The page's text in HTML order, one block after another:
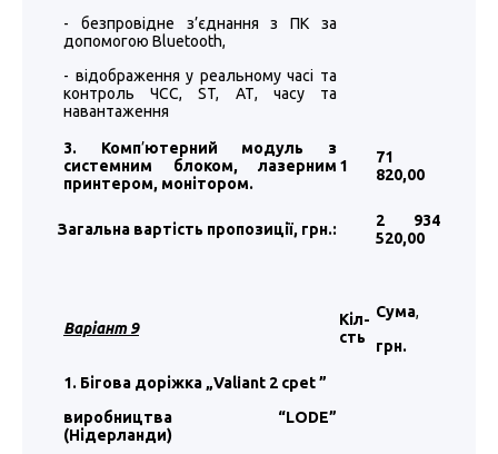
- безпровідне з’єднання з ПК за
допомогою Bluetooth,
- відображення у реальному часі та
контроль ЧСС, ST, АТ, часу та
навантаження
3. Комп’ютерний модуль з
системним блоком, лазерним
принтером, монітором.
1
71
820,00
Загальна вартість пропозиції, грн.:
2 934
520,00
Варіант 9
Кіл-
сть
Сума,
грн.
1. Бігова доріжка „Valiant 2 cpet”
виробництва “LODE”
(Нідерланди)